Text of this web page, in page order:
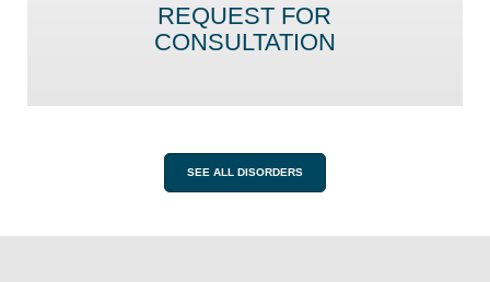
REQUEST FOR
CONSULTATION
SEE ALL DISORDERS